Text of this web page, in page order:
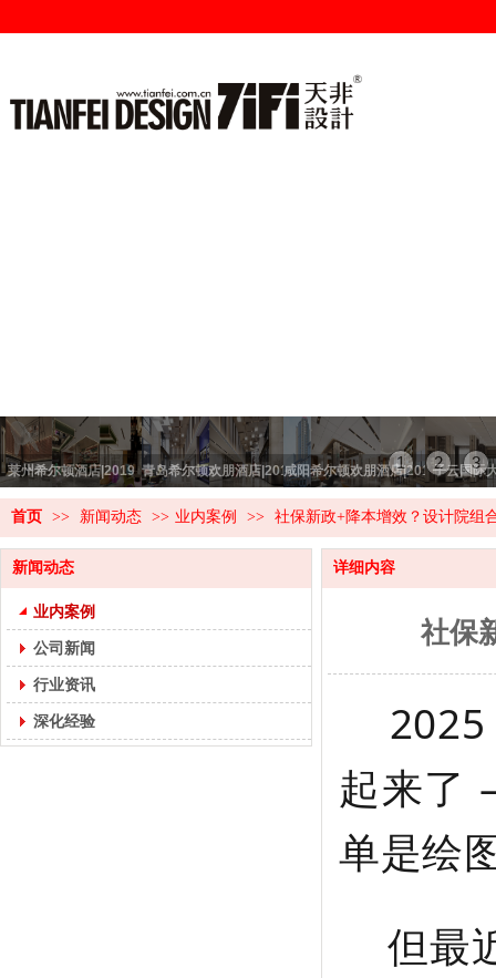
1 2 3
莱州希尔顿酒店|2019 青岛希尔顿欢朋酒店|2019咸阳希尔顿欢朋酒店|2019子云国际
首页 >> 新闻动态 >> 业内案例 >> 社保新政+降本增效？设计院组
新闻动态
业内案例
公司新闻
行业资讯
深化经验
详细内容
社保
2025
起来了
单是绘
但最